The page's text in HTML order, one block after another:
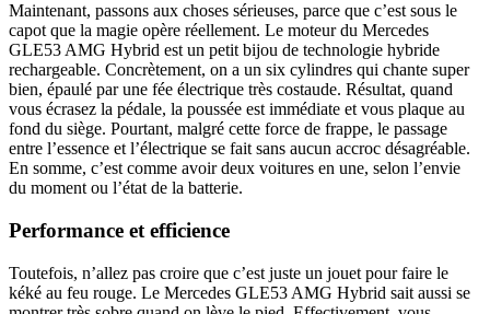
Maintenant, passons aux choses sérieuses, parce que c’est sous le
capot que la magie opère réellement. Le moteur du Mercedes
GLE53 AMG Hybrid est un petit bijou de technologie hybride
rechargeable. Concrètement, on a un six cylindres qui chante super
bien, épaulé par une fée électrique très costaude. Résultat, quand
vous écrasez la pédale, la poussée est immédiate et vous plaque au
fond du siège. Pourtant, malgré cette force de frappe, le passage
entre l’essence et l’électrique se fait sans aucun accroc désagréable.
En somme, c’est comme avoir deux voitures en une, selon l’envie
du moment ou l’état de la batterie.
Performance et efficience
Toutefois, n’allez pas croire que c’est juste un jouet pour faire le
kéké au feu rouge. Le Mercedes GLE53 AMG Hybrid sait aussi se